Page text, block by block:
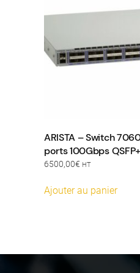
ARISTA – Switch
ports 100Gbps QSFP+
6500,00€ HT
Ajouter au panier